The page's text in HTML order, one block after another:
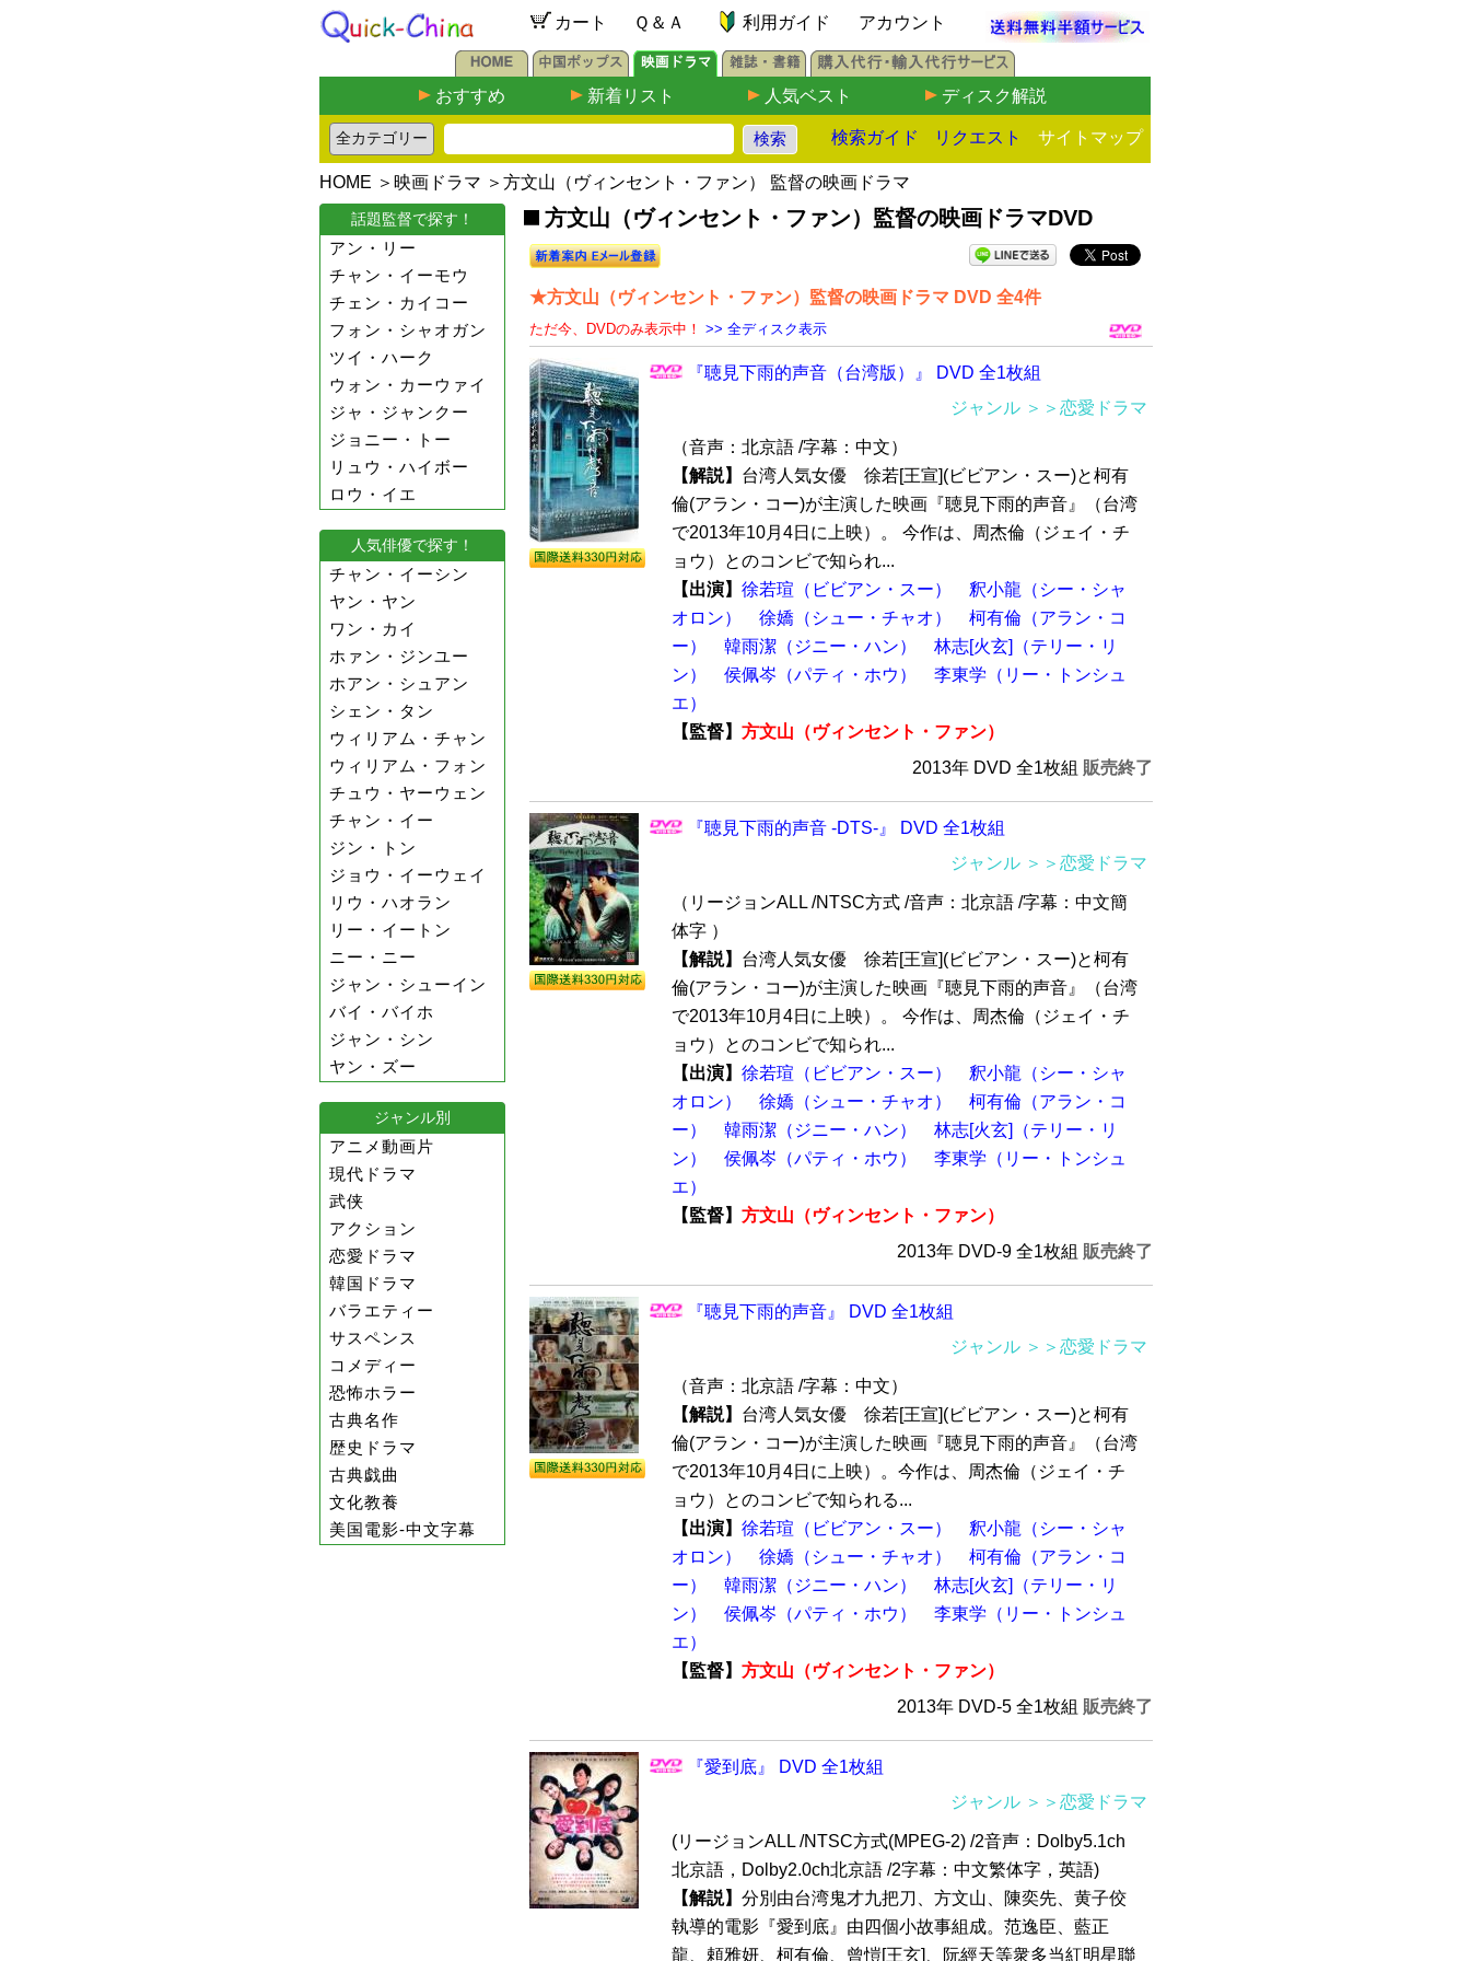
カート Ｑ＆Ａ 利用ガイド アカウント
おすすめ 新着リスト 人気ベスト ディスク解説
検索ガイド リクエスト サイトマップ
HOME ＞ 映画ドラマ ＞方文山（ヴィンセント・ファン） 監督の映画ドラマ
話題監督で探す！
アン・リー
チャン・イーモウ
チェン・カイコー
フォン・シャオガン
ツイ・ハーク
ウォン・カーウァイ
ジャ・ジャンクー
ジョニー・トー
リュウ・ハイボー
ロウ・イエ
人気俳優で探す！
チャン・イーシン
ヤン・ヤン
ワン・カイ
ホァン・ジンユー
ホアン・シュアン
シェン・タン
ウィリアム・チャン
ウィリアム・フォン
チュウ・ヤーウェン
チャン・イー
ジン・トン
ジョウ・イーウェイ
リウ・ハオラン
リー・イートン
ニー・ニー
ジャン・シューイン
バイ・バイホ
ジャン・シン
ヤン・ズー
ジャンル別
アニメ動画片
現代ドラマ
武侠
アクション
恋愛ドラマ
韓国ドラマ
バラエティー
サスペンス
コメディー
恐怖ホラー
古典名作
歴史ドラマ
古典戯曲
文化教養
美国電影-中文字幕
方文山（ヴィンセント・ファン）監督の映画ドラマDVD
★方文山（ヴィンセント・ファン）監督の映画ドラマ DVD 全4件
ただ今、DVDのみ表示中！ >> 全ディスク表示
『聴見下雨的声音（台湾版）』 DVD 全1枚組
ジャンル ＞＞恋愛ドラマ
（音声：北京語 /字幕：中文）
【解説】 台湾人気女優 徐若[王宣](ビビアン・スー)と柯有
倫(アラン・コー)が主演した映画『聴見下雨的声音』（台湾
で2013年10月4日に上映）。 今作は、周杰倫（ジェイ・チ
ョウ）とのコンビで知られ...
【出演】 徐若瑄（ビビアン・スー）
釈小龍（シー・シャ
オロン）
徐嬌（シュー・チャオ）
柯有倫（アラン・コ
ー）
韓雨潔（ジニー・ハン）
林志[火玄]（テリー・リ
ン）
侯佩岑（パティ・ホウ）
李東学（リー・トンシュ
エ）
【監督】 方文山（ヴィンセント・ファン）
2013年 DVD 全1枚組 販売終了
『聴見下雨的声音 -DTS-』 DVD 全1枚組
ジャンル ＞＞恋愛ドラマ
（リージョンALL /NTSC方式 /音声：北京語 /字幕：中文簡
体字 ）
【解説】 台湾人気女優 徐若[王宣](ビビアン・スー)と柯有
倫(アラン・コー)が主演した映画『聴見下雨的声音』（台湾
で2013年10月4日に上映）。 今作は、周杰倫（ジェイ・チ
ョウ）とのコンビで知られ...
【出演】 徐若瑄（ビビアン・スー）
釈小龍（シー・シャ
オロン）
徐嬌（シュー・チャオ）
柯有倫（アラン・コ
ー）
韓雨潔（ジニー・ハン）
林志[火玄]（テリー・リ
ン）
侯佩岑（パティ・ホウ）
李東学（リー・トンシュ
エ）
【監督】 方文山（ヴィンセント・ファン）
2013年 DVD-9 全1枚組 販売終了
『聴見下雨的声音』 DVD 全1枚組
ジャンル ＞＞恋愛ドラマ
（音声：北京語 /字幕：中文）
【解説】 台湾人気女優 徐若[王宣](ビビアン・スー)と柯有
倫(アラン・コー)が主演した映画『聴見下雨的声音』（台湾
で2013年10月4日に上映）。今作は、周杰倫（ジェイ・チ
ョウ）とのコンビで知られる...
【出演】 徐若瑄（ビビアン・スー）
釈小龍（シー・シャ
オロン）
徐嬌（シュー・チャオ）
柯有倫（アラン・コ
ー）
韓雨潔（ジニー・ハン）
林志[火玄]（テリー・リ
ン）
侯佩岑（パティ・ホウ）
李東学（リー・トンシュ
エ）
【監督】 方文山（ヴィンセント・ファン）
2013年 DVD-5 全1枚組 販売終了
『愛到底』 DVD 全1枚組
ジャンル ＞＞恋愛ドラマ
(リージョンALL /NTSC方式(MPEG-2) /2音声：Dolby5.1ch
北京語，Dolby2.0ch北京語 /2字幕：中文繁体字，英語)
【解説】 分別由台湾鬼才九把刀、方文山、陳奕先、黄子佼
執導的電影『愛到底』由四個小故事組成。范逸臣、藍正
龍、頼雅妍、柯有倫、曾愷[王玄]、阮經天等衆多当紅明星聯